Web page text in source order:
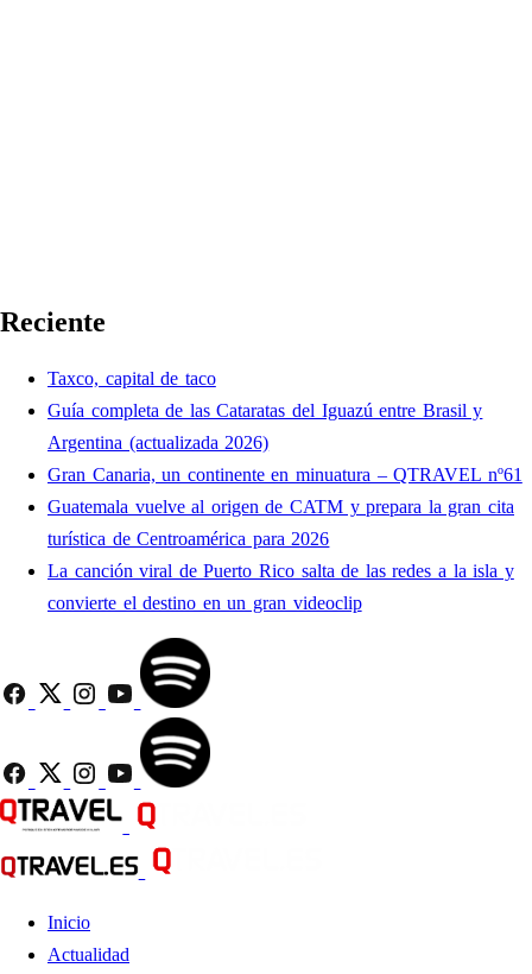
Reciente
Taxco, capital de taco
Guía completa de las Cataratas del Iguazú entre Brasil y
Argentina (actualizada 2026)
Gran Canaria, un continente en minuatura – QTRAVEL nº61
Guatemala vuelve al origen de CATM y prepara la gran cita
turística de Centroamérica para 2026
La canción viral de Puerto Rico salta de las redes a la isla y
convierte el destino en un gran videoclip
Inicio
Actualidad